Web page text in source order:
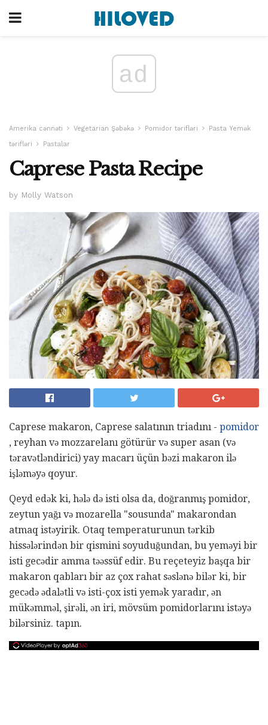
ad
Amerika cənnəti Vegetarian Şəbəkə Pomidor tərifləri
Pasta Yemək
tərifləri
Pastalar
Caprese Pasta Recipe
by Molly Watson
Caprese makaron, Caprese salatının triadını - pomidor
, reyhan və mozzarelanı götürür və super asan (və
təravətləndirici) yay macarı üçün bəzi makaron ilə
işləməyə qoyur.
Qeyd edək ki, hələ də isti olsa da, doğranmış pomidor,
zeytun yağı və mozarella "sousunda" makarondan
atmaq istəyirik. Otaq temperaturunun tərkib
hissələrindən bir qismini soyuduğundan, bu yeməyi bir
isti gecədir amma təəssüf edir. Bu reçeteyiz başqa bir
makaron qabları bir az çox rahat səslənə bilər ki, bir
gecədə ədalətli və isti-çox isti yemək yaradır, ən
mükəmməl, şirəli, ən iri, mövsüm pomidorlarını istəyə
bilərsiniz. tapın.